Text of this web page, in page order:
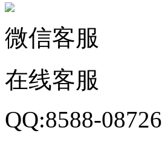
微信客服
在线客服
QQ:8588-08726